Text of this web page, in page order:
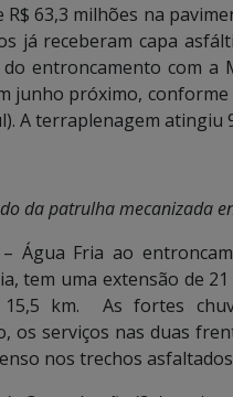
63,3 milhões na
já receberam capa
entroncamento com
junho próximo,
A terraplenagem atingiu
da patrulha mecanizada
Fria ao
tem uma extensão de
15,5 km. As fortes
os serviços nas duas
nos trechos asfaltados